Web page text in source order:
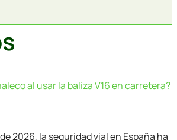
al usar la baliza V16 en carretera?
2026, la seguridad vial en España ha